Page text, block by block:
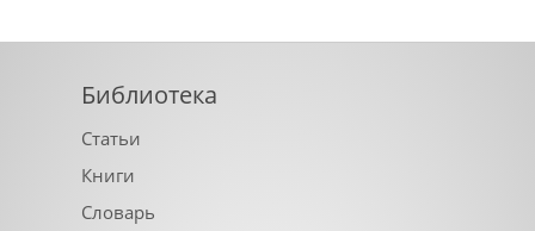
Библиотека
Статьи
Книги
Словарь